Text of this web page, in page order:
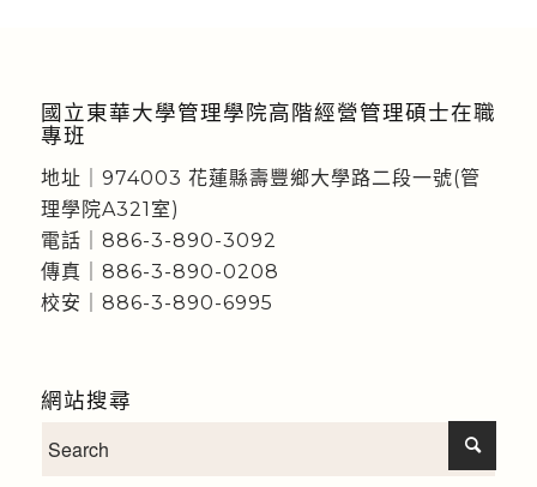
國立東華大學管理學院高階經營管理碩士在職
專班
地址｜974003 花蓮縣壽豐鄉大學路二段一號(管
理學院A321室)
電話｜886-3-890-3092
傳真｜886-3-890-0208
校安｜886-3-890-6995
網站搜尋